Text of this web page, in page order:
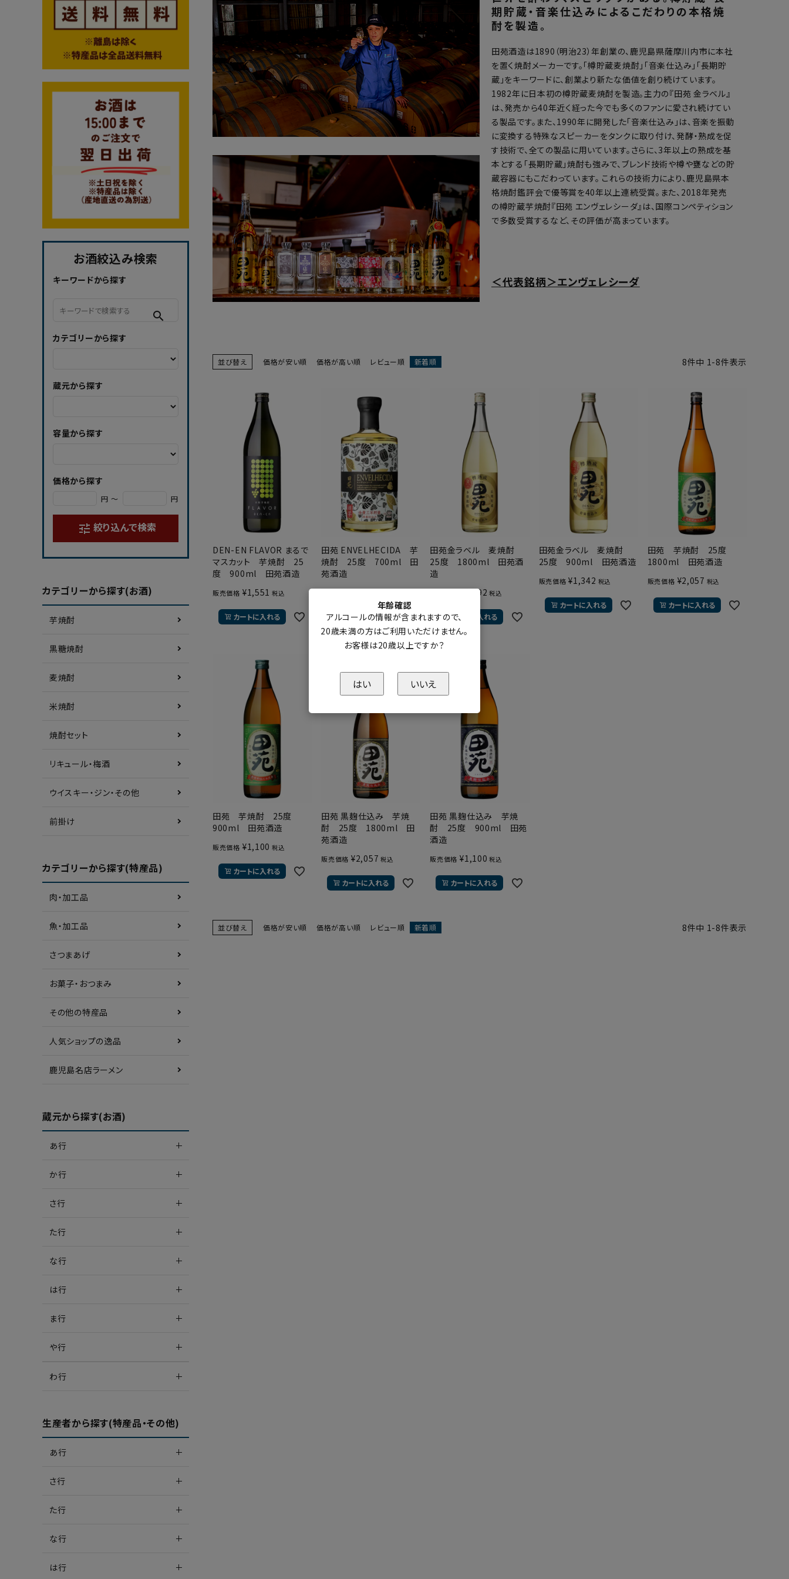
年齢確認
アルコールの情報が含まれますので、
20歳未満の方はご利用いただけません。
お客様は20歳以上ですか？
はい いいえ
お酒絞込み検索
キーワードから探す
search
カテゴリーから探す
蔵元から探す
容量から探す
価格から探す
円 ～ 円
tune 絞り込んで検索
カテゴリーから探す(お酒)
芋焼酎
黒糖焼酎
麦焼酎
米焼酎
焼酎セット
リキュール・梅酒
ウイスキー・ジン・その他
前掛け
カテゴリーから探す(特産品)
肉・加工品
魚・加工品
さつまあげ
お菓子・おつまみ
その他の特産品
人気ショップの逸品
鹿児島名店ラーメン
蔵元から探す(お酒)
あ行
か行
さ行
た行
な行
は行
ま行
や行
わ行
生産者から探す(特産品・その他)
あ行
さ行
た行
な行
は行
期貯蔵・音楽仕込みによるこだわりの本格焼
酎を製造。
田苑酒造は1890（明治23）年創業の、⿅児島県薩摩川内市に本社
を置く焼酎メーカーです。「樽貯蔵麦焼酎」「音楽仕込み」「長期貯
蔵」をキーワードに、創業より新たな価値を創り続けています。
1982年に日本初の樽貯蔵麦焼酎を製造。主力の『田苑 金ラベル』
は、発売から40年近く経った今でも多くのファンに愛され続けてい
る製品です。また、1990年に開発した「音楽仕込み」は、音楽を振動
に変換する特殊なスピーカーをタンクに取り付け、発酵・熟成を促
す技術で、全ての製品に用いています。さらに、3年以上の熟成を基
本とする「長期貯蔵」焼酎も強みで、ブレンド技術や樽や甕などの貯
蔵容器にもこだわっています。 これらの技術力により、鹿児島県本
格焼酎鑑評会で優等賞を40年以上連続受賞。また、2018年発売
の樽貯蔵芋焼酎『田苑 エンヴェレシーダ』は、国際コンペティション
で多数受賞するなど、その評価が高まっています。
＜代表銘柄＞エンヴェレシーダ
並び替え 価格が安い順 価格が高い順 レビュー順 新着順 8件中 1 -8件表示
DEN-EN FLAVOR まるで
マスカット 芋焼酎 25
度 900ml 田苑酒造
販売価格 ¥1,551 税込
カートに入れる
田苑 ENVELHECIDA 芋
焼酎 25度 700ml 田
苑酒造
¥1,947
カートに入れる
田苑金ラベル 麦焼酎
25度 1800ml 田苑酒
造
¥2,492 税込
カートに入れる
田苑金ラベル 麦焼酎
25度 900ml 田苑酒造
販売価格 ¥1,342 税込
カートに入れる
田苑 芋焼酎 25度
1800ml 田苑酒造
販売価格 ¥2,057 税込
カートに入れる
田苑 芋焼酎 25度
900ml 田苑酒造
販売価格 ¥1,100 税込
カートに入れる
田苑 黒麹仕込み 芋焼
酎 25度 1800ml 田
苑酒造
販売価格 ¥2,057 税込
カートに入れる
田苑 黒麹仕込み 芋焼
酎 25度 900ml 田苑
酒造
販売価格 ¥1,100 税込
カートに入れる
並び替え 価格が安い順 価格が高い順 レビュー順 新着順 8件中 1-8件表示